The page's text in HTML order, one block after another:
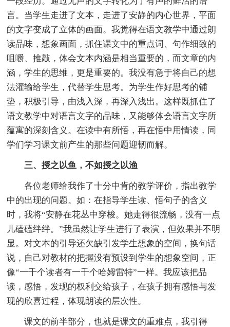
言。当学生走进了文本，走进了安静的内心世界，平面
的文字变成了立体的画面。我觉得在语文教学中通过朗
读品味，想象画面，抓住课文中的重点词、句作细致的
咀嚼、推敲，体会文本内涵是相当重要的，而文章的内
涵，学生的思维，更是重要的。我没有急于将自己的想
法灌输给学生，代替学生思考。为学生作好思考的铺
垫，积极引导，由浅入深，再深入浅出。这样既抓住了
语文教学中对语言文字的品味，又能够体会语言文字所
蕴寓的深刻含义。在读中有所悟，再在悟中用情读，同
学们学习课文前产生的那些问题迎韧而解。
三、授之以鱼，不如授之以渔
各位老师给我作了十分中肯的教学评价，指出教学
中的出现的问题。如：在指导学生读、悟句子的含义
时，我将“安静在花丛中穿梭。她走得很流畅，没有一点
儿磕磕绊绊。”我虽然让学生进行了表演，但效果并不明
显。对文本的引导还欠缺引发学生想象的空间，换句话
说，自己对教材的把握没有预设到学生的想象空间，正
像“一千个读者有一千个哈姆雷特”一样。我应该把品
读，感悟，发现的权利交给孩子，在孩子拥有感悟与发
现的欣喜过程，体现朗读的层次性。
课文的前半部分，也就是课文的重难点，我引得